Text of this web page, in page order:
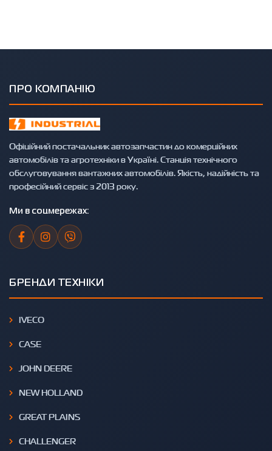
ПРО КОМПАНІЮ
Офіційний постачальник автозапчастин до комерційних
автомобілів та агротехніки в Україні. Станція технічного
обслуговування вантажних автомобілів. Якість, надійність та
професійний сервіс з 2013 року.
Ми в соцмережах:
БРЕНДИ ТЕХНІКИ
IVECO
CASE
JOHN DEERE
NEW HOLLAND
GREAT PLAINS
CHALLENGER